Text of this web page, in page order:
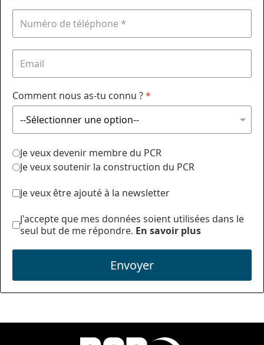
Comment nous as-tu connu ?*
Je veux devenir membre du PCR
Je veux soutenir la construction du PCR
Je veux être ajouté à la newsletter
J'accepte que mes données soient utilisées dans le
seul but de me répondre. En savoir plus
Envoyer